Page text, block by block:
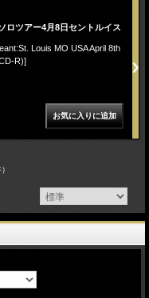
ツアー4月8日セントルイス
Louis MO USA April 8th
R)]